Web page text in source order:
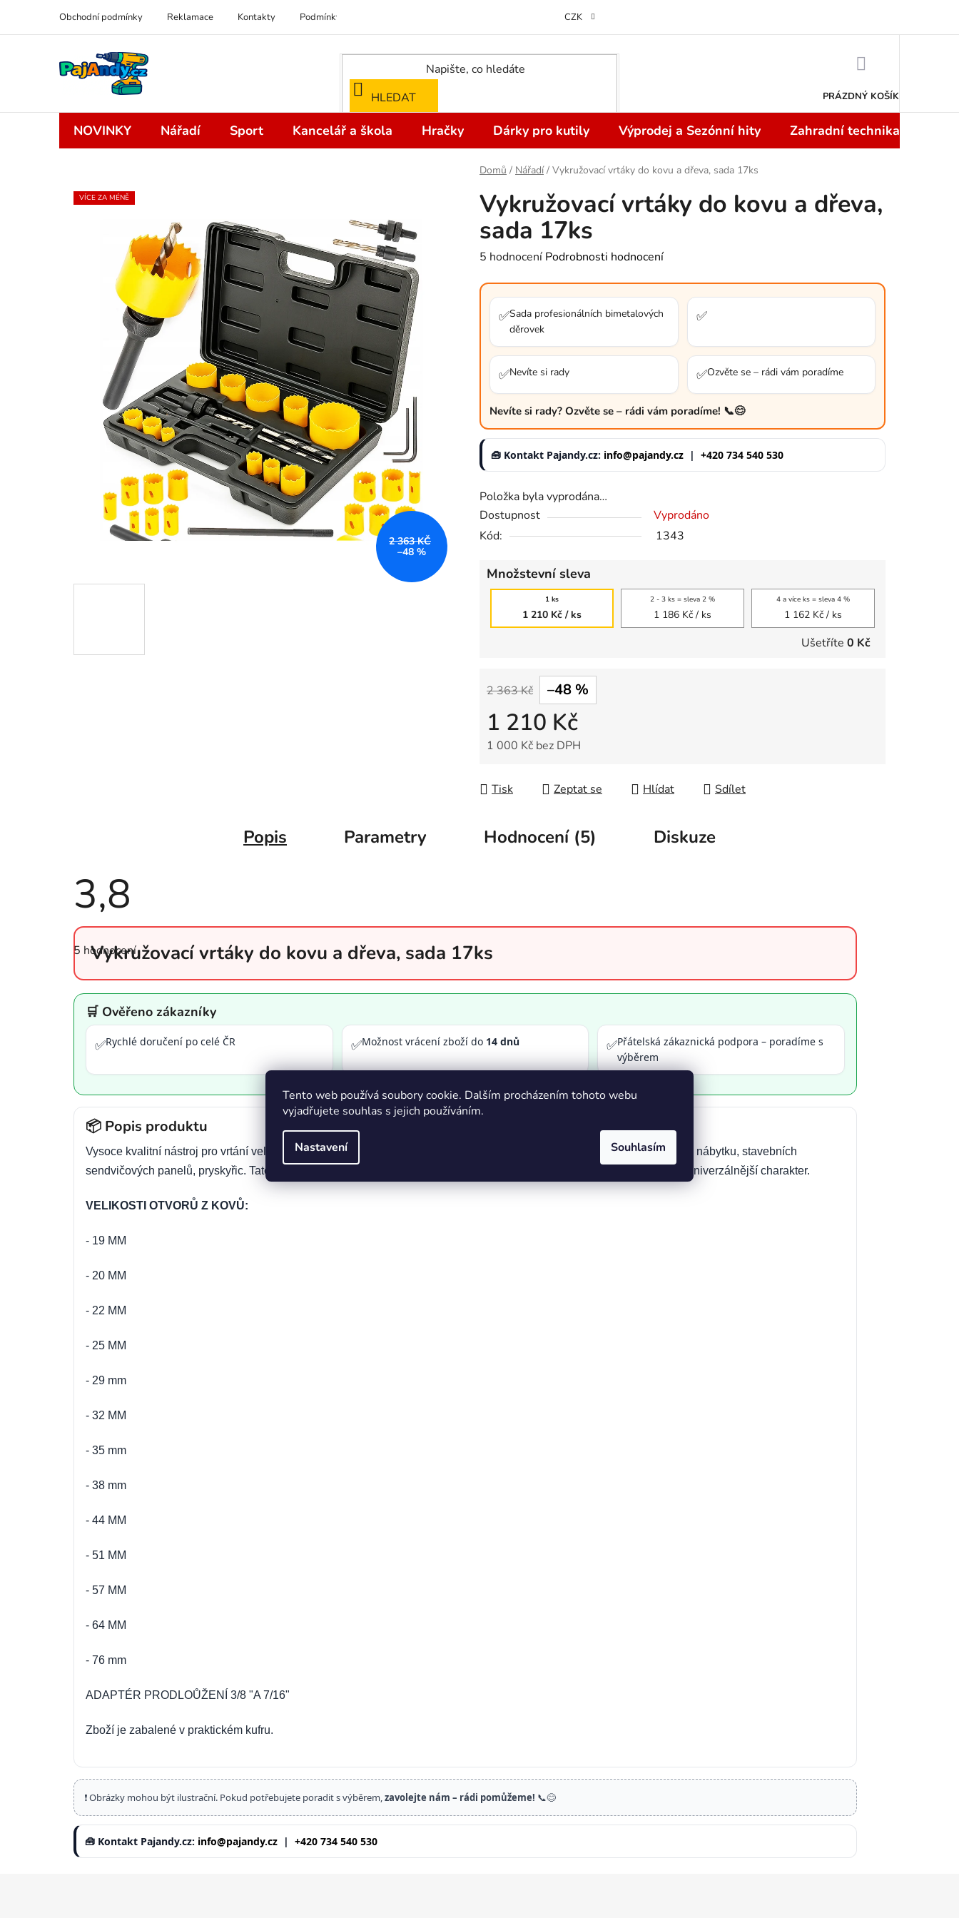
Tento web používá soubory cookie. Dalším procházením tohoto webu
vyjadřujete souhlas s jejich používáním.
Nastavení Souhlasím
obsah
Obchodní podmínky Reklamace Kontakty Podmínky ochrany osobních údajů Odstoupení od kupní smlouvy do 14 dní
CZK
HLEDAT PRÁZDNÝ KOŠÍK
NOVINKY Nářadí Sport Kancelář a škola Hračky Dárky pro kutily Výprodej a Sezónní hity Zahradní technika
Domů / Nářadí / Vykružovací vrtáky do kovu a dřeva, sada 17ks
Vykružovací vrtáky do kovu a dřeva,
sada 17ks
Průměrné
produktu
hvězdiček.
5 hodnocení Podrobnosti hodnocení
✅Sada profesionálních bimetalových
děrovek
✅
✅Nevíte si rady ✅Ozvěte se – rádi vám poradíme
Nevíte si rady? Ozvěte se – rádi vám poradíme! 📞😊
🧰 Kontakt Pajandy.cz: info@pajandy.cz | +420 734 540 530
Položka byla vyprodána…
Dostupnost
Vyprodáno
Kód:
1343
Množstevní sleva
1 ks
1 210 Kč/ ks
2 - 3 ks = sleva 2 %
1 186 Kč/ ks
4 a více ks = sleva 4 %
1 162 Kč/ ks
Ušetříte 0 Kč
2 363 Kč –48 %
1 210 Kč
1 000 Kč bez DPH
Tisk
Zeptat se Hlídat Sdílet
VÍCE ZA MÉNĚ
2 363 KČ
–48 %
Popis Parametry Hodnocení (5) Diskuze
3,8
Průměrné
produktu
3,8
5
hvězdiček.
5 hodnocení
Vykružovací vrtáky do kovu a dřeva, sada 17ks
🛒 Ověřeno zákazníky
✅Rychlé doručení po celé ČR ✅Možnost vrácení zboží do 14 dnů ✅Přátelská zákaznická podpora – poradíme s
výběrem
📦 Popis produktu
Vysoce kvalitní nástroj pro vrtání velkých otvorů do kovů, plechů, profilů a trubek a také ideální pro vrtání do plastů, desek nábytku, stavebních
sendvičových panelů, pryskyřic. Tato sada, doporučená pro profesionální použití v průmyslu, službách a dílnách, má nejuniverzálnější charakter.
VELIKOSTI OTVORŮ Z KOVŮ:
- 19 MM
- 20 MM
- 22 MM
- 25 MM
- 29 mm
- 32 MM
- 35 mm
- 38 mm
- 44 MM
- 51 MM
- 57 MM
- 64 MM
- 76 mm
ADAPTÉR PRODLOŮŽENÍ 3/8 "A 7/16"
Zboží je zabalené v praktickém kufru.
❗ Obrázky mohou být ilustrační. Pokud potřebujete poradit s výběrem,zavolejte nám – rádi pomůžeme! 📞😊
🧰 Kontakt Pajandy.cz: info@pajandy.cz | +420 734 540 530